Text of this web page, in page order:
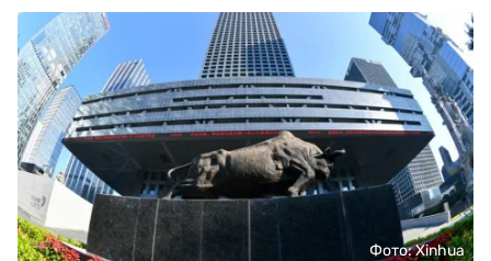
Фото: Xinhua